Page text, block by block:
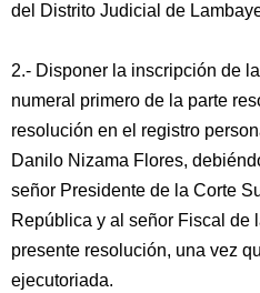
del Distrito Judicial de
2.- Disponer la inscripción de
numeral primero de la parte
resolución en el registro
Danilo Nizama Flores,
señor Presidente de la Corte
República y al señor Fiscal de
presente resolución, una vez
ejecutoriada.